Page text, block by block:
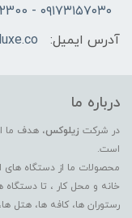
۰۹۱۷۳۱۵۷۰۳۰ - 09129312300 - 07137742255
آدرس ایمیل:
درباره ما
در شرکت زیلوکس، هدف ما
است.
محصولات ما از دستگاه های
خانه و محل کار ، تا
رستوران ها، کافه ها، هتل